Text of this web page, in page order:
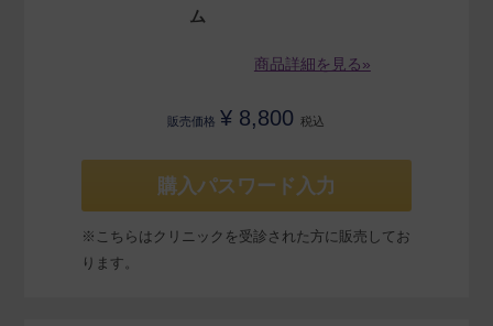
ム
商品詳細を見る»
販売価格 ¥ 8,800 税込
購入パスワード入力
※こちらはクリニックを受診された方に販売してお
ります。